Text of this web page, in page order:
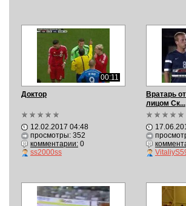
00:11
Доктор
12.02.2017 04:48
просмотры: 352
комментарии:0
ss2000ss
Вратарь
лицом Ск...